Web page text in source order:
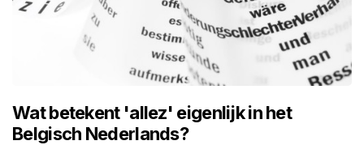
Wat betekent 'allez' eigenlijk in het
Belgisch Nederlands?